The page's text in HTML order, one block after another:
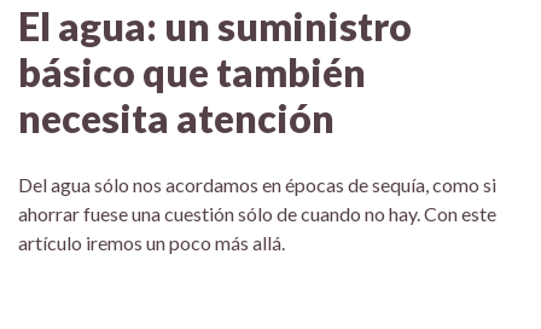
El agua: un suministro
básico que también
necesita atención
Del agua sólo nos acordamos en épocas de sequía, como si
ahorrar fuese una cuestión sólo de cuando no hay. Con este
artículo iremos un poco más allá.